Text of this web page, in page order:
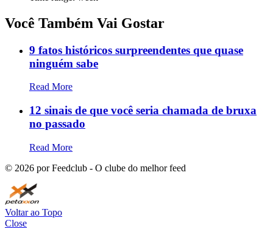
Você Também Vai Gostar
9 fatos históricos surpreendentes que quase
ninguém sabe
Read More
12 sinais de que você seria chamada de bruxa
no passado
Read More
© 2026 por Feedclub - O clube do melhor feed
Voltar ao Topo
Close